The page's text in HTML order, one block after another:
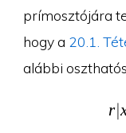
prímosztójára
hogy a 20.1.
alábbi
r∣